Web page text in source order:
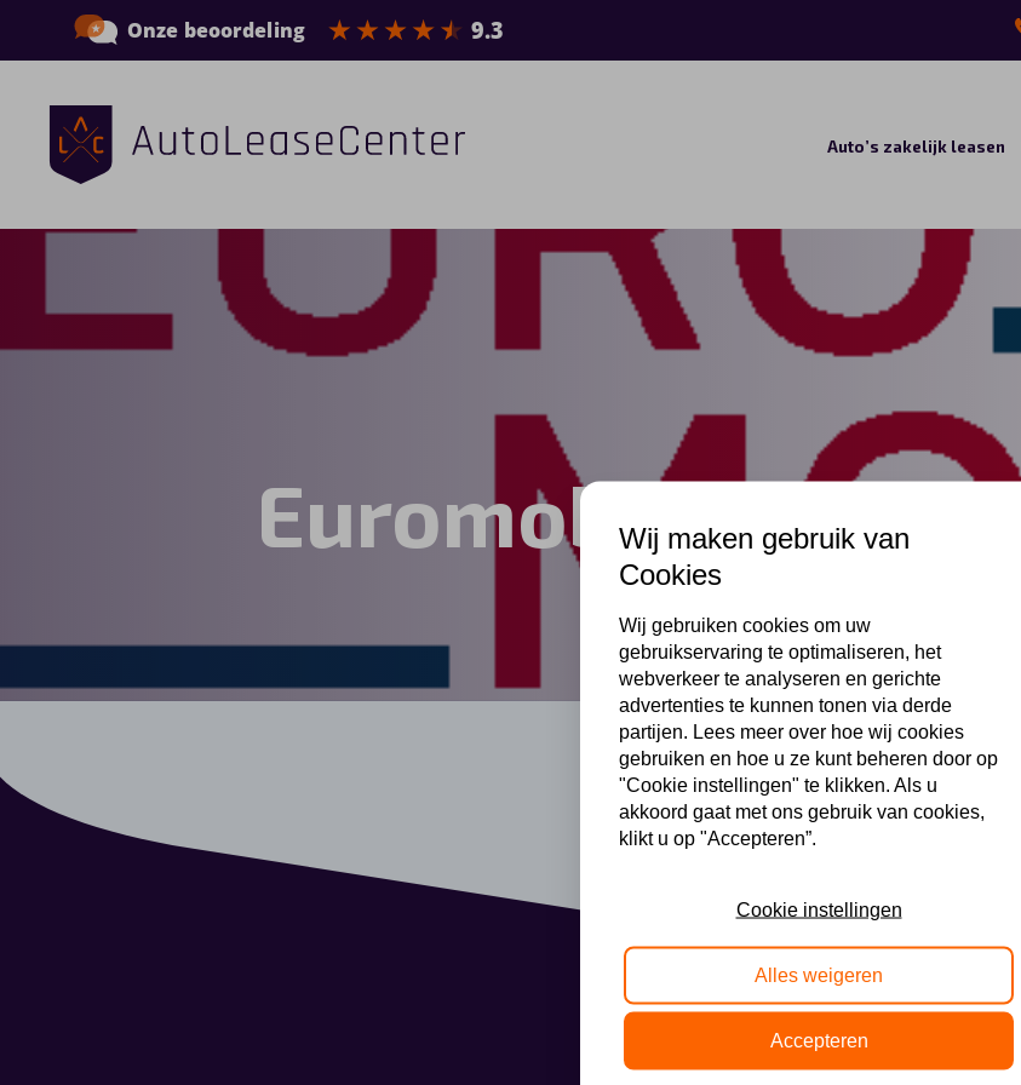
Auto’s zakelijk leasen
Euromobil
Vragen?
Contact
Wij maken gebruik van
Cookies
Wij gebruiken cookies om uw
gebruikservaring te optimaliseren, het
webverkeer te analyseren en gerichte
advertenties te kunnen tonen via derde
partijen. Lees meer over hoe wij cookies
gebruiken en hoe u ze kunt beheren door op
"Cookie instellingen" te klikken. Als u
akkoord gaat met ons gebruik van cookies,
klikt u op "Accepteren”.
Cookie instellingen
Alles weigeren
Accepteren